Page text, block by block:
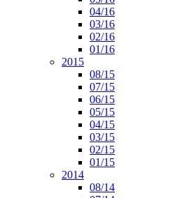
04/16
03/16
02/16
01/16
2015
08/15
07/15
06/15
05/15
04/15
03/15
02/15
01/15
2014
08/14